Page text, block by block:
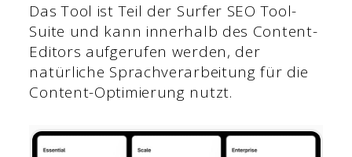
Das Tool ist Teil der Surfer SEO Tool-
Suite und kann innerhalb des Content-
Editors aufgerufen werden, der
natürliche Sprachverarbeitung für die
Content-Optimierung nutzt.